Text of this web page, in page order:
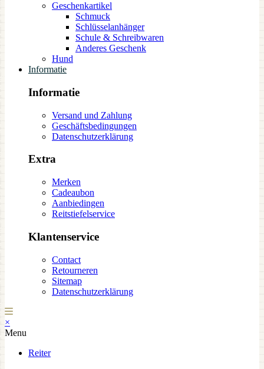
Geschenkartikel
Schmuck
Schlüsselanhänger
Schule & Schreibwaren
Anderes Geschenk
Hund
Informatie
Informatie
Versand und Zahlung
Geschäftsbedingungen
Datenschutzerklärung
Extra
Merken
Cadeaubon
Aanbiedingen
Reitstiefelservice
Klantenservice
Contact
Retourneren
Sitemap
Datenschutzerklärung
×
Menu
Reiter